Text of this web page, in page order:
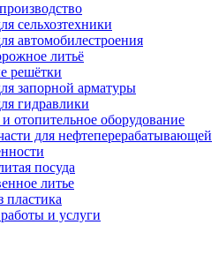
сельхозтехники
автомобилестроения
литьё
решётки
запорной арматуры
гидравлики
отопительное оборудование
для нефтеперерабатывающей
посуда
литье
пластика
и услуги